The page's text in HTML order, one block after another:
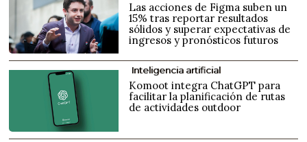
Las acciones de Figma suben un
15% tras reportar resultados
sólidos y superar expectativas de
ingresos y pronósticos futuros
Inteligencia artificial
Komoot integra ChatGPT para
facilitar la planificación de rutas
de actividades outdoor